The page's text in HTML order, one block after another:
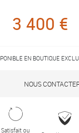
3 400 €
EN BOUTIQUE
NOUS
Satisfait ou